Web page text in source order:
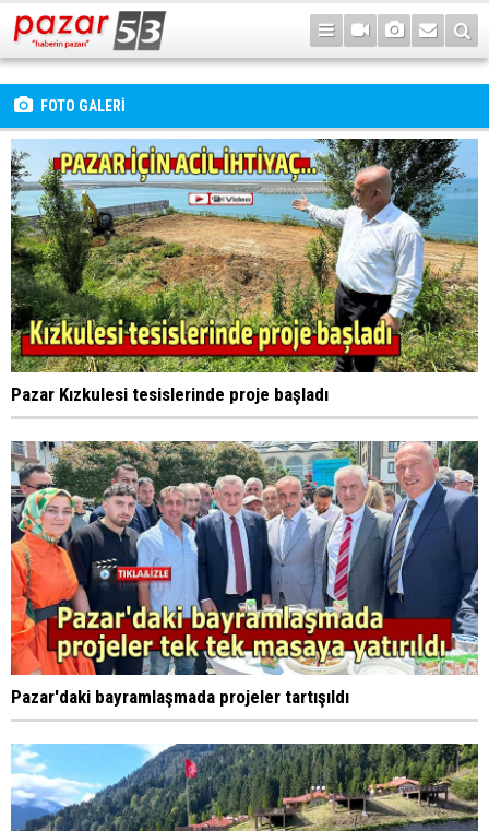
FOTO GALERİ
Pazar Kızkulesi tesislerinde proje başladı
Pazar'daki bayramlaşmada projeler tartışıldı